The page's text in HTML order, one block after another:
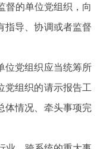
督的单位党组织，向
指导、协调或者监督
党组织应当统筹所
党组织的请示报告工
体情况、牵头事项完